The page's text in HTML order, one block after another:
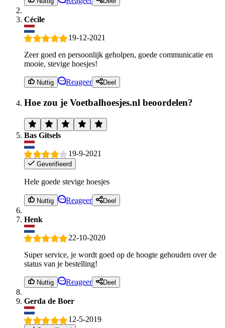
Cécile
19-12-2021
Zeer goed en persoonlijk geholpen, goede communicatie en
mooie, stevige hoesjes!
Nuttig Reageer Deel
Hoe zou je Voetbalhoesjes.nl beoordelen?
Bas Gitsels
19-9-2021
Geverifieerd
Hele goede stevige hoesjes
Nuttig Reageer Deel
Henk
22-10-2020
Super service, je wordt goed op de hoogte gehouden over de
status van je bestelling!
Nuttig Reageer Deel
Gerda de Boer
12-5-2019